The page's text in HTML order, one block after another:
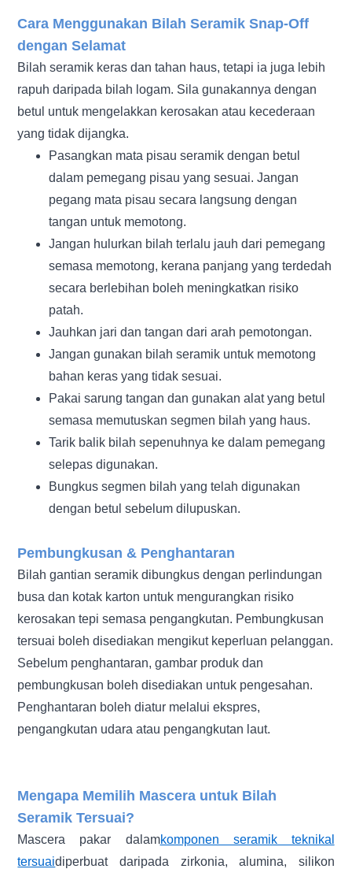
Cara Menggunakan Bilah Seramik Snap-Off
dengan Selamat
Bilah seramik keras dan tahan haus, tetapi ia juga lebih
rapuh daripada bilah logam. Sila gunakannya dengan
betul untuk mengelakkan kerosakan atau kecederaan
yang tidak dijangka.
Pasangkan mata pisau seramik dengan betul
dalam pemegang pisau yang sesuai. Jangan
pegang mata pisau secara langsung dengan
tangan untuk memotong.
Jangan hulurkan bilah terlalu jauh dari pemegang
semasa memotong, kerana panjang yang terdedah
secara berlebihan boleh meningkatkan risiko
patah.
Jauhkan jari dan tangan dari arah pemotongan.
Jangan gunakan bilah seramik untuk memotong
bahan keras yang tidak sesuai.
Pakai sarung tangan dan gunakan alat yang betul
semasa memutuskan segmen bilah yang haus.
Tarik balik bilah sepenuhnya ke dalam pemegang
selepas digunakan.
Bungkus segmen bilah yang telah digunakan
dengan betul sebelum dilupuskan.
Pembungkusan & Penghantaran
Bilah gantian seramik dibungkus dengan perlindungan
busa dan kotak karton untuk mengurangkan risiko
kerosakan tepi semasa pengangkutan. Pembungkusan
tersuai boleh disediakan mengikut keperluan pelanggan.
Sebelum penghantaran, gambar produk dan
pembungkusan boleh disediakan untuk pengesahan.
Penghantaran boleh diatur melalui ekspres,
pengangkutan udara atau pengangkutan laut.
Mengapa Memilih Mascera untuk Bilah
Seramik Tersuai?
Mascera pakar dalamkomponen seramik teknikal
tersuaidiperbuat daripada zirkonia, alumina, silikon